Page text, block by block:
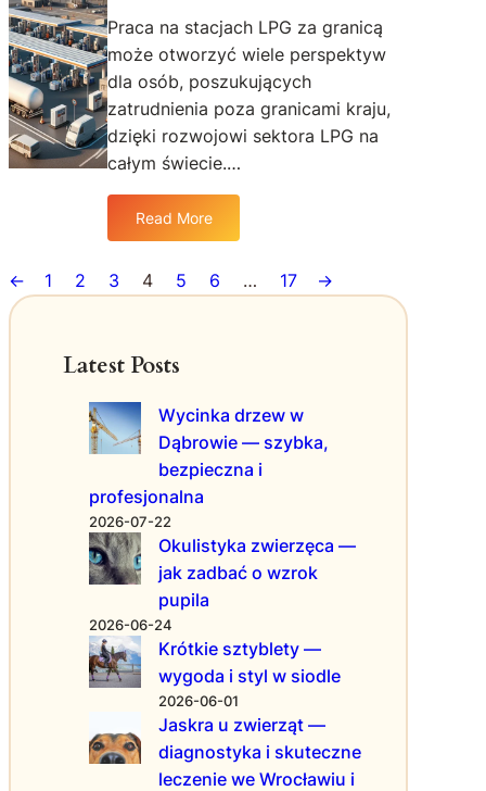
b
l
e
m
ó
w
d
y
m
a
k
r
e
g
u
c
a
d
w
p
ł
y
a
i
h
d
o
b
r
o
d
o
w
o
d
k
r
n
u
b
a
ć
?
O
o
a
s
z
e
z
a
l
e
c
Praca na stacjach LPG za granicą
może otworzyć wiele perspektyw
dla osób, poszukujących
zatrudnienia poza granicami kraju,
dzięki rozwojowi sektora LPG na
całym świecie.…
Read More
r
a
n
s
t
a
c
a
c
L
G
z
a
g
r
a
← 1 2 3 4 5 6 … 17 →
Latest Posts
Wycinka drzew w
Dąbrowie — szybka,
bezpieczna i
profesjonalna
2026-07-22
Okulistyka zwierzęca —
jak zadbać o wzrok
pupila
2026-06-24
Krótkie sztyblety —
wygoda i styl w siodle
2026-06-01
Jaskra u zwierząt —
diagnostyka i skuteczne
leczenie we Wrocławiu i